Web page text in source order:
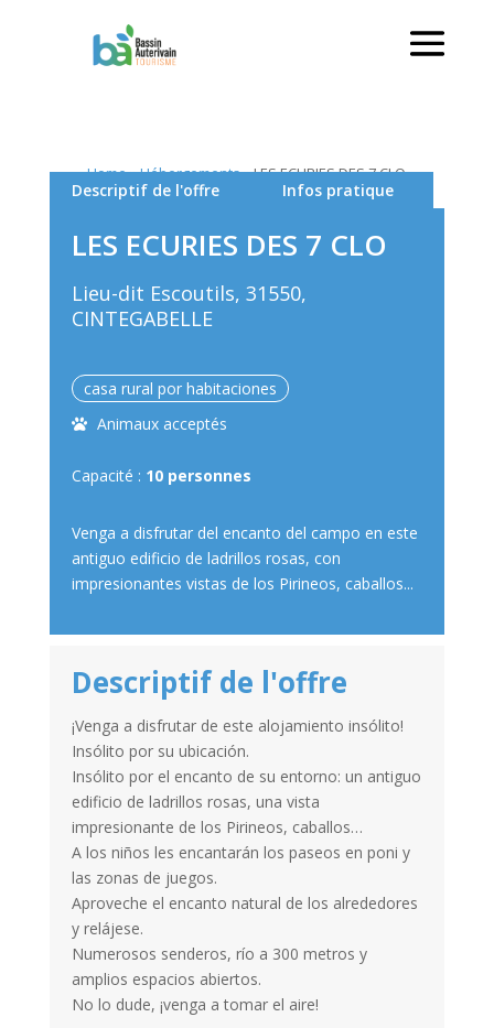
Home»Hébergements»LES ECURIES DES 7 CLO
Descriptif de l'offre Infos pratique
LES ECURIES DES 7 CLO
Lieu-dit Escoutils, 31550,
CINTEGABELLE
casa rural por habitaciones
Animaux acceptés
Capacité : 10 personnes
Venga a disfrutar del encanto del campo en este
antiguo edificio de ladrillos rosas, con
impresionantes vistas de los Pirineos, caballos...
Descriptif de l'offre
¡Venga a disfrutar de este alojamiento insólito!
Insólito por su ubicación.
Insólito por el encanto de su entorno: un antiguo
edificio de ladrillos rosas, una vista
impresionante de los Pirineos, caballos…
A los niños les encantarán los paseos en poni y
las zonas de juegos.
Aproveche el encanto natural de los alrededores
y relájese.
Numerosos senderos, río a 300 metros y
amplios espacios abiertos.
No lo dude, ¡venga a tomar el aire!